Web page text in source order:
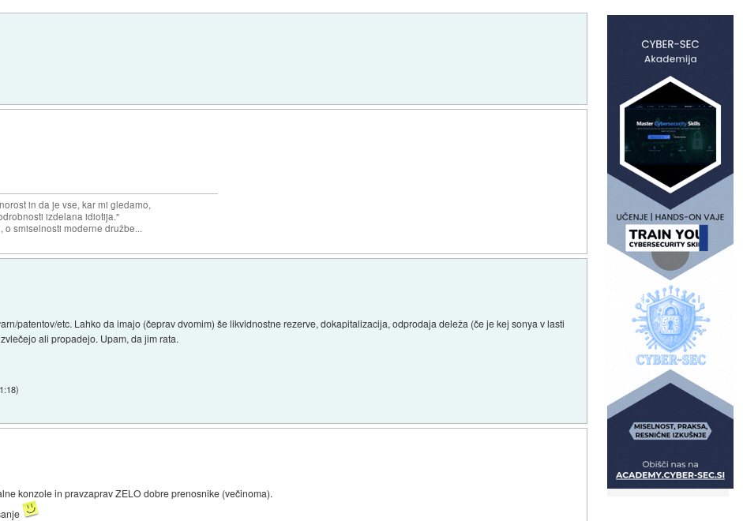
in da je vse, kar mi gledamo,
izdelana idiotija."
o smiselnosti moderne družbe...
patentov/etc. Lahko da imajo (čeprav dvomim) še likvidnostne rezerve, dokapitalizacija, odprodaja deleža (če je kej sonya v lasti
ali propadejo. Upam, da jim rata.
)
konzole in pravzaprav ZELO dobre prenosnike (večinoma).